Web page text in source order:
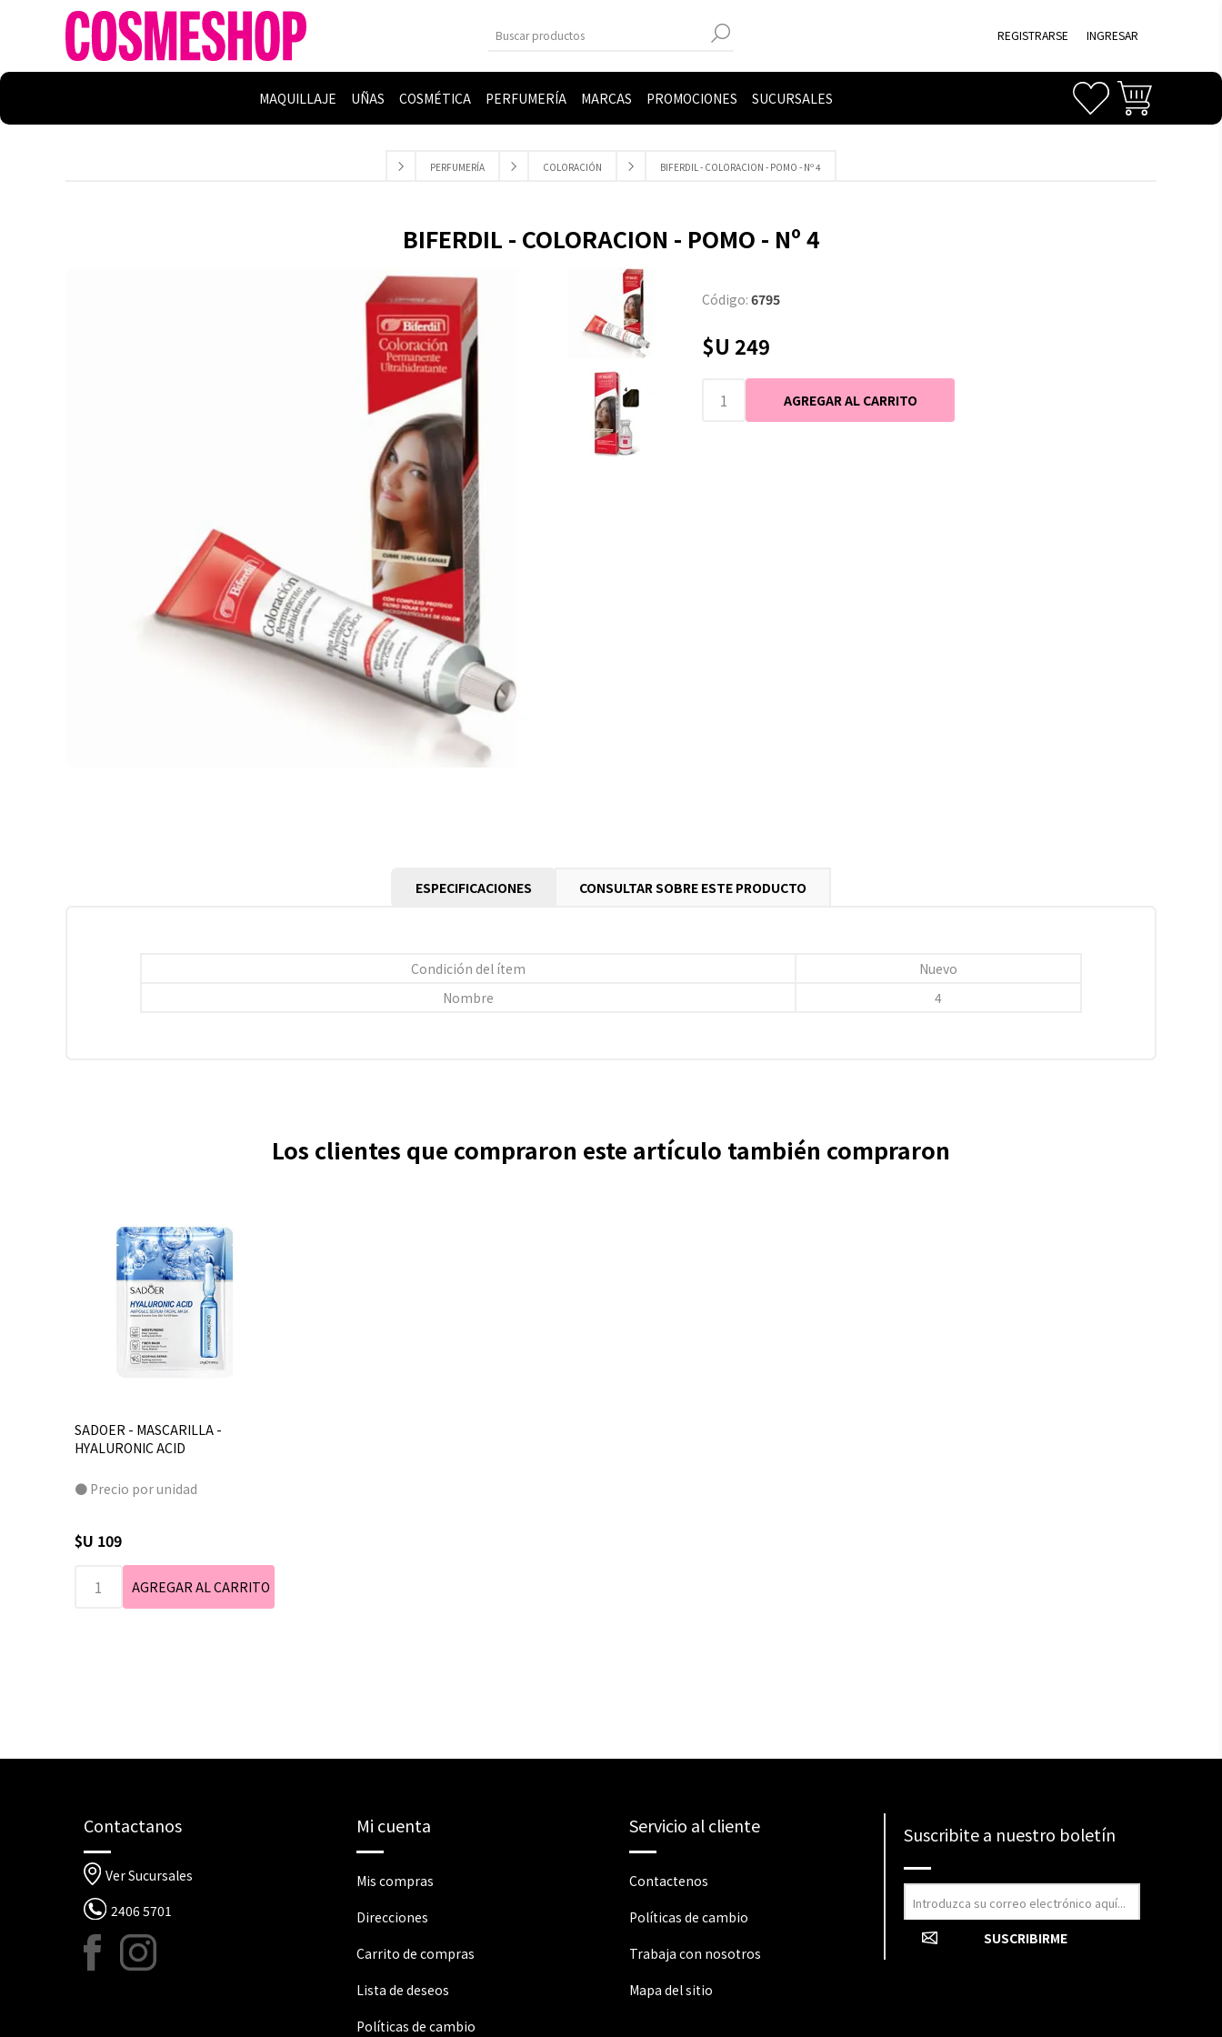
REGISTRARSE INGRESAR
MAQUILLAJE UÑAS COSMÉTICA PERFUMERÍA MARCAS PROMOCIONES SUCURSALES
PERFUMERÍA COLORACIÓN BIFERDIL - COLORACION - POMO - Nº 4
BIFERDIL - COLORACION - POMO - Nº 4
Código: 6795
$U 249
ESPECIFICACIONES CONSULTAR SOBRE ESTE PRODUCTO
Condición del ítem
Nuevo
Nombre
4
Los clientes que compraron este artículo también compraron
SADOER - MASCARILLA -
HYALURONIC ACID
● Precio por unidad
$U 109
Contactanos
Ver Sucursales
2406 5701
Mi cuenta
Mis compras
Direcciones
Carrito de compras
Lista de deseos
Políticas de cambio
Servicio al cliente
Contactenos
Políticas de cambio
Trabaja con nosotros
Mapa del sitio
Suscribite a nuestro boletín